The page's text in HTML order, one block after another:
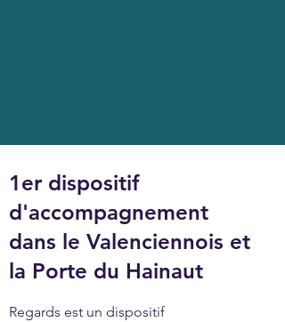
1er dispositif
d'accompagnement
dans le Valenciennois et
la Porte du Hainaut
Regards est un dispositif